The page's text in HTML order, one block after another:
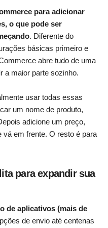
para adicionar
o que pode ser
. Diferente do
básicas primeiro e
abre tudo de uma
a maior parte sozinho.
usar todas essas
um nome de produto,
adicione um preço,
em frente. O resto é para
para expandir sua
de aplicativos (mais de
de envio até centenas